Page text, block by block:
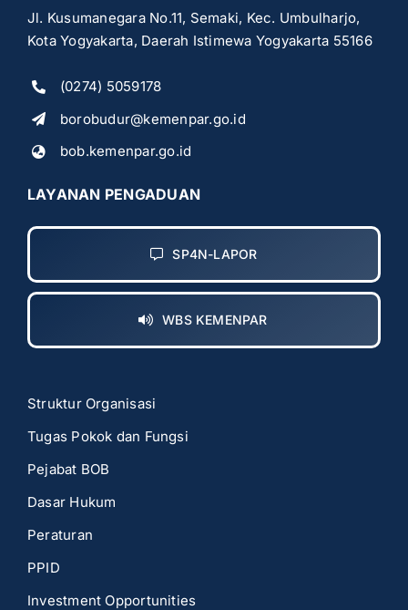
Jl. Kusumanegara No.11, Semaki, Kec. Umbulharjo,
Kota Yogyakarta, Daerah Istimewa Yogyakarta 55166
(0274) 5059178
borobudur@kemenpar.go.id
bob.kemenpar.go.id
LAYANAN PENGADUAN
SP4N-LAPOR
WBS KEMENPAR
Struktur Organisasi
Tugas Pokok dan Fungsi
Pejabat BOB
Dasar Hukum
Peraturan
PPID
Investment Opportunities